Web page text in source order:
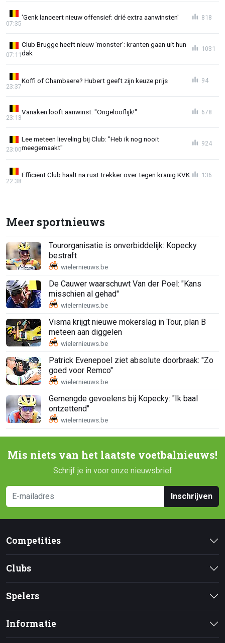
'Genk lanceert nieuw offensief: dríé extra aanwinsten'
07:35
818
Club Brugge heeft nieuw 'monster': kranten gaan uit hun
dak
07:11
1031
Koffi of Chambaere? Hubert geeft zijn keuze prijs
23:37
94
Vanaken looft aanwinst: "Ongelooflijk!"
23:13
678
Lee meteen lieveling bij Club: "Heb ik nog nooit
meegemaakt"
23:00
924
Efficiënt Club haalt na rust trekker over tegen kranig KVK
22:38
136
Meer sportnieuws
Tourorganisatie is onverbiddelijk: Kopecky
bestraft
De Cauwer waarschuwt Van der Poel: "Kans
misschien al gehad"
Visma krijgt nieuwe mokerslag in Tour, plan B
meteen aan diggelen
Patrick Evenepoel ziet absolute doorbraak: "Zo
goed voor Remco"
Gemengde gevoelens bij Kopecky: "Ik baal
ontzettend"
Mis niets van het laatste voetbalnieuws!
Schrijf je in voor onze nieuwsbrief
Inschrijven
Competities
Clubs
Spelers
Informatie